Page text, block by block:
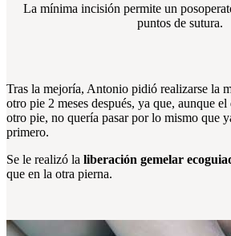
La mínima incisión permite un
puntos de sutura.
Tras la mejoría, Antonio pidió realizarse la
otro pie 2 meses después, ya que, aunque
otro pie, no quería pasar por lo mismo que
primero.
Se le realizó la liberación gemelar
que en la otra pierna.